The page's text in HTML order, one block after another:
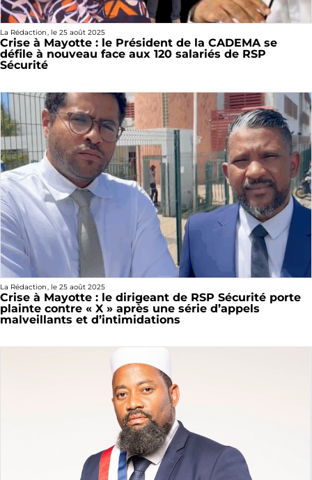
La Rédaction, le 25 août 2025
Crise à Mayotte : le Président de la CADEMA se
défile à nouveau face aux 120 salariés de RSP
Sécurité
La Rédaction, le 25 août 2025
Crise à Mayotte : le dirigeant de RSP Sécurité porte
plainte contre « X » après une série d’appels
malveillants et d’intimidations